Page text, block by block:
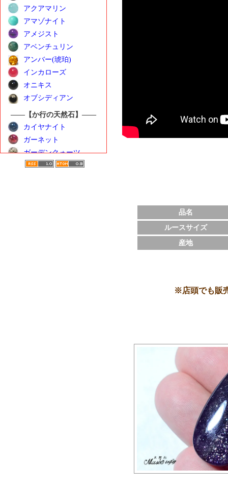
アクアマリン
アマゾナイト
アメジスト
アベンチュリン
アンバー(琥珀)
インカローズ
オニキス
オブシディアン
――【か行の天然石】――
カイヤナイト
ガーネット
ガーデンクォーツ
カーネリアン
品名
ルースサイズ
産地
※店頭でも販